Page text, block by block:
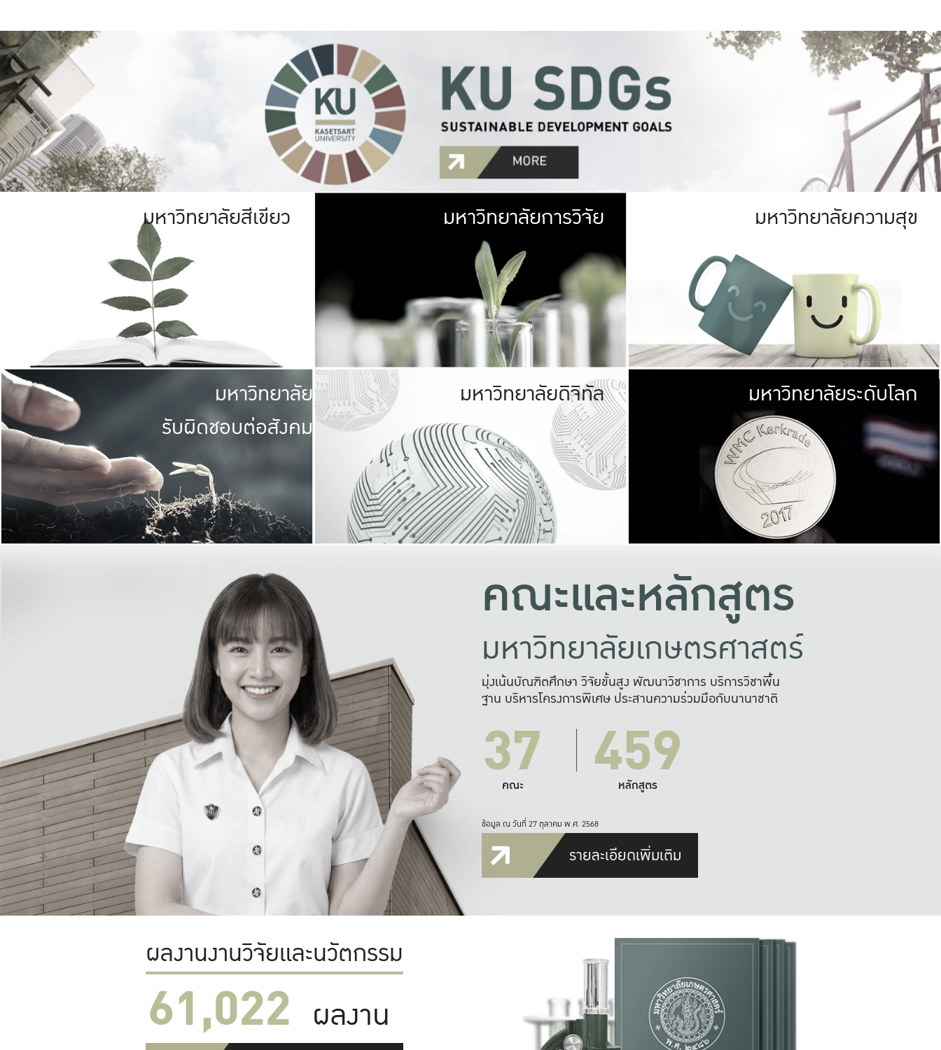
มหาวิทยาลัยสีเขียว มหาวิทยาลัย
เกษตรศาสตร์ มีพื้นที่เขียวสดใส หนาแน่น
เป็นป่าในเมือง (URBAN FOREST)
เกษตรในเมือง (URBAN AGRICULTURE)
ที่นับรวมกันได้ประมาณ 1,400 ไร่
มหาวิทยาลัยการวิจัย มหาวิทยาลัย
ให้กับประชาชน
มหาวิทยาลัยความสุข
มหาวิทยาลัย
รับผิดชอบต่อสังคม
มหาวิทยาลัยรับผิดชอบต่อสังคม
ร่วมมือกับชุมชน เพื่อความกินดีอยู่ดี
และความสุขอย่างยั่งยืน
มองปัญหาในภาพกว้าง
แก้ไขจากปัญหาจุดเล็กๆ
มหาวิทยาลัยดิจิทัล มหาวิทยา
พร้อมที่จ
และผลักดันในการใช้ระบบส
เพื่อการทำงานแ
มหาวิทยาลัยระดับโลก
คณะและหลักสูตร
มหาวิทยาลัยเกษตรศาสตร์
มุ่งเน้นบัณฑิตศึกษา วิจัยขั้นสูง พัฒนาวิชาการ บริการวิชาพื้น
ฐาน บริหารโครงการพิเศษ ประสานความร่วมมือกับนานาชาติ
37
คณะ 459
หลักสูตร
ข้อมูล ณ วันที่ 27 ตุลาคม พ.ศ. 2568
รายละเอียดเพิ่มเติม
ผลงานงานวิจัยและนวัตกรรม
61,022 ผลงาน